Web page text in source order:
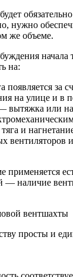
нужно
же объеме.
начала
на:
появляется за
на улице и в
вытяжка или
и
вентиляторов
— наличие
вентшахты
просты и